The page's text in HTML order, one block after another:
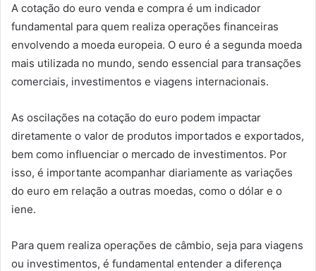
A cotação do euro venda e compra é um indicador
fundamental para quem realiza operações financeiras
envolvendo a moeda europeia. O euro é a segunda moeda
mais utilizada no mundo, sendo essencial para transações
comerciais, investimentos e viagens internacionais.
As oscilações na cotação do euro podem impactar
diretamente o valor de produtos importados e exportados,
bem como influenciar o mercado de investimentos. Por
isso, é importante acompanhar diariamente as variações
do euro em relação a outras moedas, como o dólar e o
iene.
Para quem realiza operações de câmbio, seja para viagens
ou investimentos, é fundamental entender a diferença